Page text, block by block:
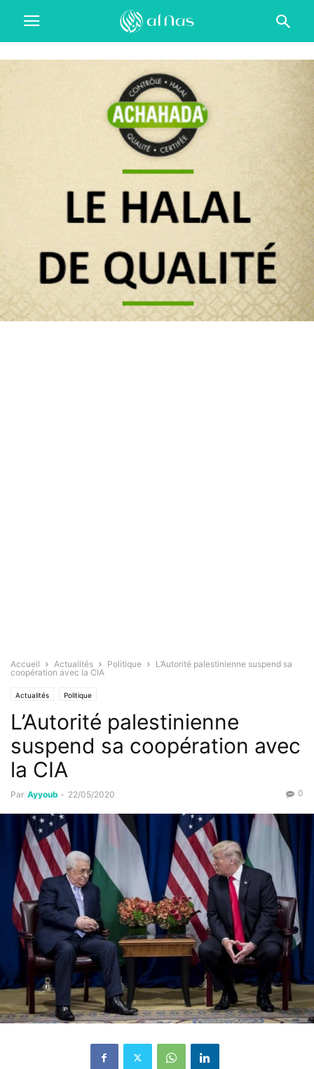
Accueil Actualités Politique
L’Autorité palestinienne suspend sa
coopération avec la CIA
Actualités Politique
L’Autorité palestinienne
suspend sa coopération avec
la CIA
Par Ayyoub - 22/05/2020 0